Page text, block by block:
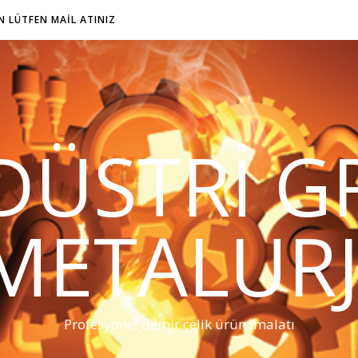
LÜTFEN MAIL ATINIZ
Profesyonel demir çelik ürün imalatı